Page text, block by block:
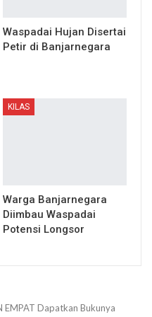
Waspadai Hujan Disertai
Petir di Banjarnegara
KILAS
Warga Banjarnegara
Diimbau Waspadai
Potensi Longsor
EMPAT Dapatkan Bukunya